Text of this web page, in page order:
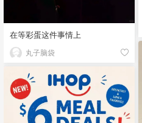
在等彩蛋这件事情上
丸子脑袋